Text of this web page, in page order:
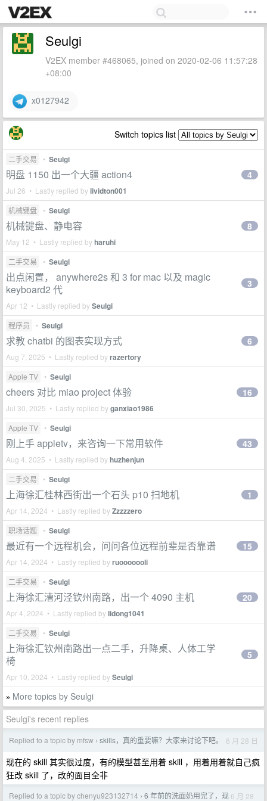
Seulgi
V2EX member #468065, joined on 2020-02-06 11:57:28
+08:00
x0127942
Switch topics list
二手交易 • Seulgi
明盘 1150 出一个大疆 action4
Jul 26 • Lastly replied bylividton001
4
机械键盘 • Seulgi
机械键盘、静电容
May 12 • Lastly replied byharuhi
8
二手交易 • Seulgi
出点闲置， anywhere2s 和 3 for mac 以及 magic
keyboard2 代
Apr 12 • Lastly replied bySeulgi
3
程序员 • Seulgi
求教 chatbi 的图表实现方式
Aug 7, 2025 • Lastly replied byrazertory
6
Apple TV • Seulgi
cheers 对比 miao project 体验
Jul 30, 2025 • Lastly replied byganxiao1986
16
Apple TV • Seulgi
刚上手 appletv，来咨询一下常用软件
Aug 4, 2025 • Lastly replied byhuzhenjun
43
二手交易 • Seulgi
上海徐汇桂林西街出一个石头 p10 扫地机
Apr 14, 2024 • Lastly replied byZzzzzero
1
职场话题 • Seulgi
最近有一个远程机会，问问各位远程前辈是否靠谱
Apr 14, 2024 • Lastly replied byruooooooli
15
二手交易 • Seulgi
上海徐汇漕河泾钦州南路，出一个 4090 主机
Apr 4, 2024 • Lastly replied bylidong1041
20
二手交易 • Seulgi
上海徐汇钦州南路出一点二手，升降桌、人体工学
椅
Apr 10, 2024 • Lastly replied bySeulgi
5
» More topics by Seulgi
Seulgi's recent replies
Replied to a topic by mfsw › skills，真的重要嘛？大家来讨论下吧。 6 月 28 日
现在的 skill 其实很过度，有的模型甚至用着 skill ，用着用着就自己疯
狂改 skill 了，改的面目全非
Replied to a topic by chenyu923132714 › 6 年前的洗面奶用完了，现 6 月 28